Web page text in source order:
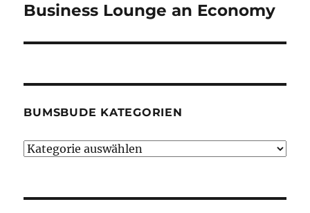
Beitrag:
Business Lounge an Economy
BUMSBUDE KATEGORIEN
Bumsbude